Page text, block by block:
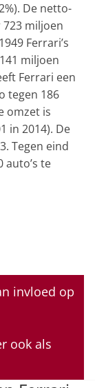
De netto-
miljoen
Ferrari’s
miljoen
Ferrari een
tegen 186
omzet is
in 2014). De
Tegen eind
te
invloed op
ook als